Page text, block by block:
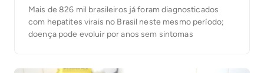
Mais de 826 mil brasileiros já foram diagnosticados
com hepatites virais no Brasil neste mesmo período;
doença pode evoluir por anos sem sintomas